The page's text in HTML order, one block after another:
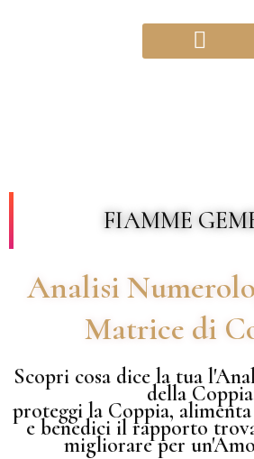
FIAMME
Analisi
Matrice di
Scopri cosa dice la tua
della
proteggi la Coppia,
e benedici il rapporto
migliorare per